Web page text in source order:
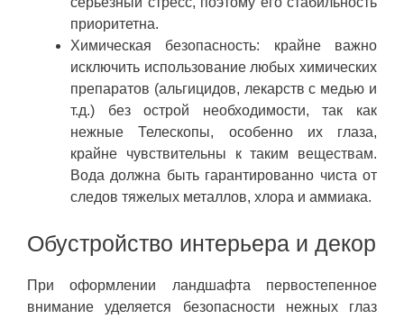
приоритетна.
Химическая безопасность: крайне важно
исключить использование любых химических
препаратов (альгицидов, лекарств с медью и
т.д.) без острой необходимости, так как
нежные Телескопы, особенно их глаза,
крайне чувствительны к таким веществам.
Вода должна быть гарантированно чиста от
следов тяжелых металлов, хлора и аммиака.
Обустройство интерьера и декор
При оформлении ландшафта первостепенное
внимание уделяется безопасности нежных глаз